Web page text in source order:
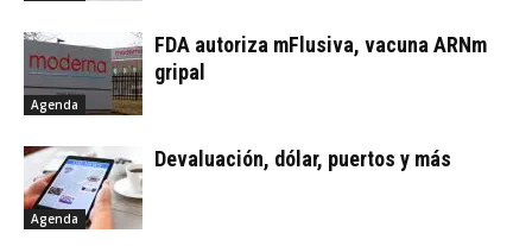
Agenda
FDA autoriza mFlusiva, vacuna ARNm
gripal
Agenda
Devaluación, dólar, puertos y más